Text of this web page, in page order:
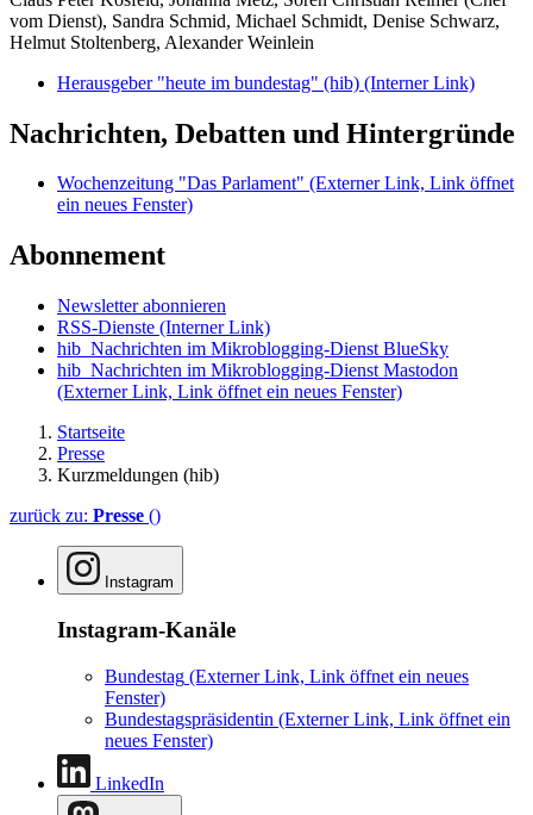
vom Dienst), Sandra Schmid, Michael Schmidt, Denise Schwarz,
Helmut Stoltenberg, Alexander Weinlein
Herausgeber "heute im bundestag" (hib) (Interner Link)
Nachrichten, Debatten und Hintergründe
Wochenzeitung "Das Parlament" (Externer Link, Link öffnet
ein neues Fenster)
Abonnement
Newsletter abonnieren
RSS-Dienste (Interner Link)
hib_Nachrichten im Mikroblogging-Dienst BlueSky
hib_Nachrichten im Mikroblogging-Dienst Mastodon
(Externer Link, Link öffnet ein neues Fenster)
Startseite
Presse
Kurzmeldungen (hib)
zurück zu: Presse ()
Instagram
Instagram-Kanäle
Bundestag (Externer Link, Link öffnet ein neues
Fenster)
Bundestagspräsidentin (Externer Link, Link öffnet ein
neues Fenster)
LinkedIn